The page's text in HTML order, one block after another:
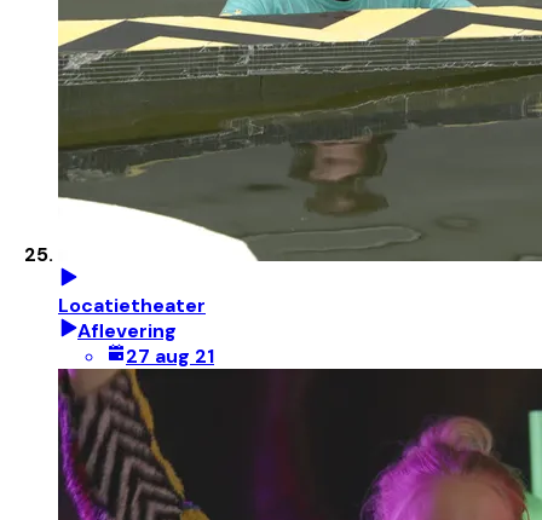
Locatietheater
Aflevering
27 aug 21